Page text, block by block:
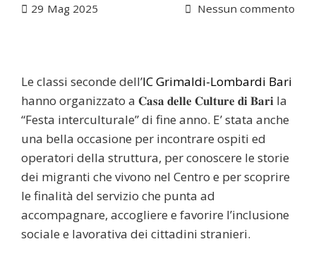
29 Mag 2025 Nessun commento
Le classi seconde dell’IC Grimaldi-Lombardi Bari
hanno organizzato a 𝐂𝐚𝐬𝐚 𝐝𝐞𝐥𝐥𝐞 𝐂𝐮𝐥𝐭𝐮𝐫𝐞 𝐝𝐢 𝐁𝐚𝐫𝐢 la
“Festa interculturale” di fine anno. E’ stata anche
una bella occasione per incontrare ospiti ed
operatori della struttura, per conoscere le storie
dei migranti che vivono nel Centro e per scoprire
le finalità del servizio che punta ad
accompagnare, accogliere e favorire l’inclusione
sociale e lavorativa dei cittadini stranieri.